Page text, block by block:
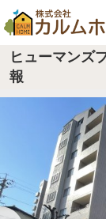
ヒューマンズ
報